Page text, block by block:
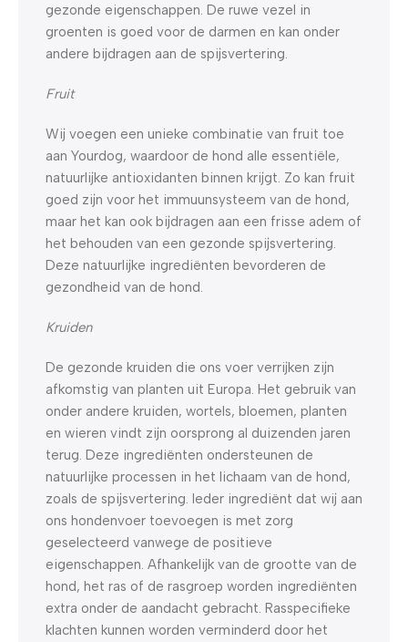
gezonde eigenschappen. De ruwe vezel in
groenten is goed voor de darmen en kan onder
andere bijdragen aan de spijsvertering.
Fruit
Wij voegen een unieke combinatie van fruit toe
aan Yourdog, waardoor de hond alle essentiële,
natuurlijke antioxidanten binnen krijgt. Zo kan fruit
goed zijn voor het immuunsysteem van de hond,
maar het kan ook bijdragen aan een frisse adem of
het behouden van een gezonde spijsvertering.
Deze natuurlijke ingrediënten bevorderen de
gezondheid van de hond.
Kruiden
De gezonde kruiden die ons voer verrijken zijn
afkomstig van planten uit Europa. Het gebruik van
onder andere kruiden, wortels, bloemen, planten
en wieren vindt zijn oorsprong al duizenden jaren
terug. Deze ingrediënten ondersteunen de
natuurlijke processen in het lichaam van de hond,
zoals de spijsvertering. Ieder ingrediënt dat wij aan
ons hondenvoer toevoegen is met zorg
geselecteerd vanwege de positieve
eigenschappen. Afhankelijk van de grootte van de
hond, het ras of de rasgroep worden ingrediënten
extra onder de aandacht gebracht. Rasspecifieke
klachten kunnen worden verminderd door het